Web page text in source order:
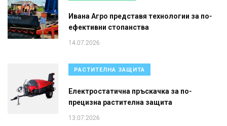
Ивана Агро представя технологии за по-
ефективни стопанства
14.07.2026
РАСТИТЕЛНА ЗАЩИТА
Електростатична пръскачка за по-
прецизна растителна защита
13.07.2026